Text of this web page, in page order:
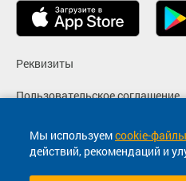
Мы используемcookie-файлы
действий, рекомендаций и
Реквизиты
Пользовательское соглашение
Политика конфиденциальности
Согласие на маркетинговые